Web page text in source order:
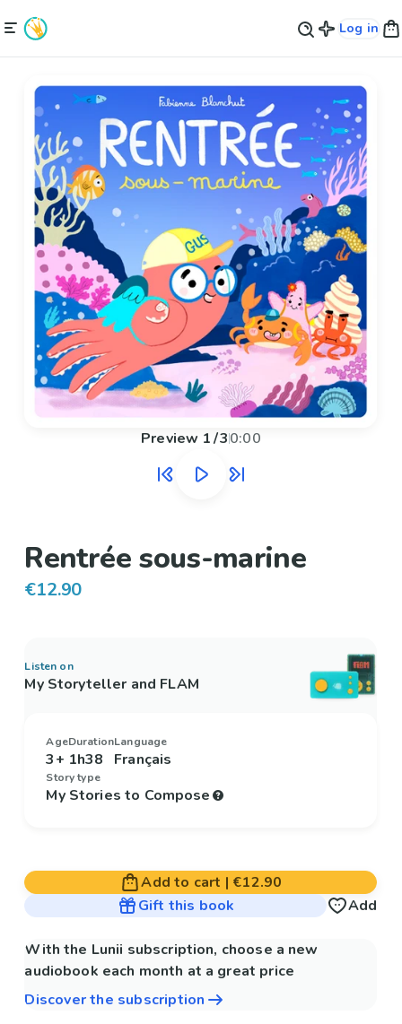
Log in
Preview 1/30:00
Rentrée sous-marine
€12.90
Listen on
My Storyteller and FLAM
Age
3+
Duration
1h38
Language
Français
Story type
My Stories to Compose
Add to cart | €12.90
Gift this book
Add
With the Lunii subscription, choose a new
audiobook each month at a great price
Discover the subscription